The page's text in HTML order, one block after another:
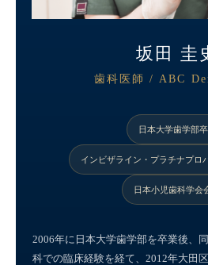
坂田 圭
歯科医師 / ABC
日本大学歯学部
インビザライン・プラチナプロ
日本小児歯科学会
2006年に日本大学歯学部を卒業後、
科での臨床経験を経て、2012年大田